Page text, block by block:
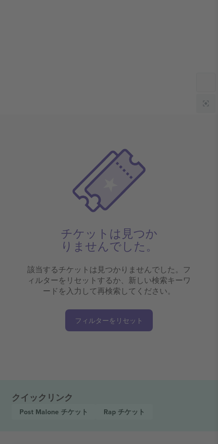
チケットは見つか
りませんでした。
該当するチケットは見つかりませんでした。フ
ィルターをリセットするか、新しい検索キーワ
ードを入力して再検索してください。
フィルターをリセット
クイックリンク
Post Malone チケット Rap チケット